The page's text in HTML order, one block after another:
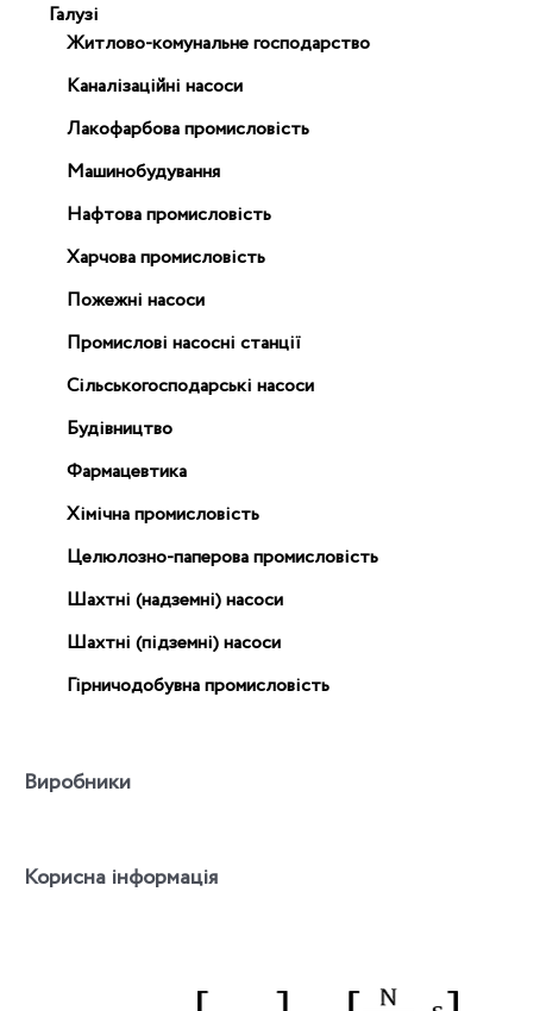
Галузі
Житлово-комунальне господарство
Каналізаційні насоси
Лакофарбова промисловість
Машинобудування
Нафтова промисловість
Харчова промисловість
Пожежні насоси
Промислові насосні станції
Сільськогосподарські насоси
Будівництво
Фармацевтика
Хімічна промисловість
Целюлозно-паперова промисловість
Шахтні (надземні) насоси
Шахтні (підземні) насоси
Гірничодобувна промисловість
Виробники
Корисна інформація